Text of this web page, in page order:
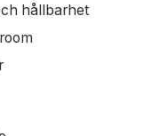
hållbarhet